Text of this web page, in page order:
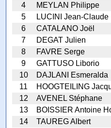
4
MEYLAN Philippe
5
LUCINI Jean-Claude
6
CATALANO Joël
7
DEGAT Julien
8
FAVRE Serge
9
GATTUSO Liborio
10
DAJLANI Esmeralda
11
HOOGTEILING
12
AVENEL Stéphane
13
BOISSIER Antoine
14
TAUREG Albert